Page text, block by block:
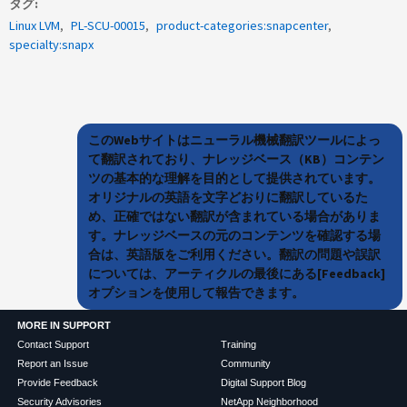
タグ
Linux LVM
PL-SCU-00015
product-categories:snapcenter
specialty:snapx
このWebサイトはニューラル機械翻訳ツールによっ
て翻訳されており、ナレッジベース（KB）コンテン
ツの基本的な理解を目的として提供されています。
オリジナルの英語を文字どおりに翻訳しているた
め、正確ではない翻訳が含まれている場合がありま
す。ナレッジベースの元のコンテンツを確認する場
合は、英語版をご利用ください。翻訳の問題や誤訳
については、アーティクルの最後にある[Feedback]
オプションを使用して報告できます。
MORE IN SUPPORT
Contact Support
Report an Issue
Provide Feedback
Security Advisories
Training
Community
Digital Support Blog
NetApp Neighborhood